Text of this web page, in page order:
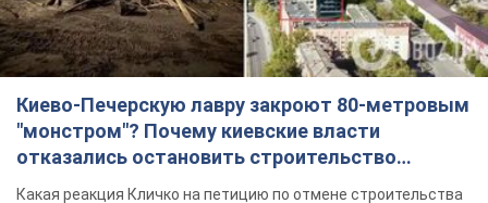
атаку на Одессу: горела историческая часть
города, есть пострадавшие. Фото и видео
Для террора враг применил ракеты и дроны
2 часа назад 51,7 т.
«Они воюют против продовольственной
безопасности мира!» Зеленский заявил, что